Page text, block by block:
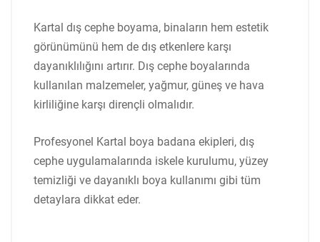
Kartal dış cephe boyama, binaların hem estetik
görünümünü hem de dış etkenlere karşı
dayanıklılığını artırır. Dış cephe boyalarında
kullanılan malzemeler, yağmur, güneş ve hava
kirliliğine karşı dirençli olmalıdır.
Profesyonel Kartal boya badana ekipleri, dış
cephe uygulamalarında iskele kurulumu, yüzey
temizliği ve dayanıklı boya kullanımı gibi tüm
detaylara dikkat eder.